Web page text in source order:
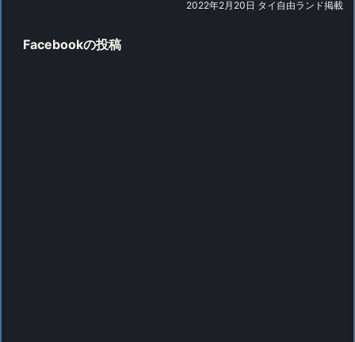
2022年2月20日 タイ自由ランド掲載
Facebookの投稿